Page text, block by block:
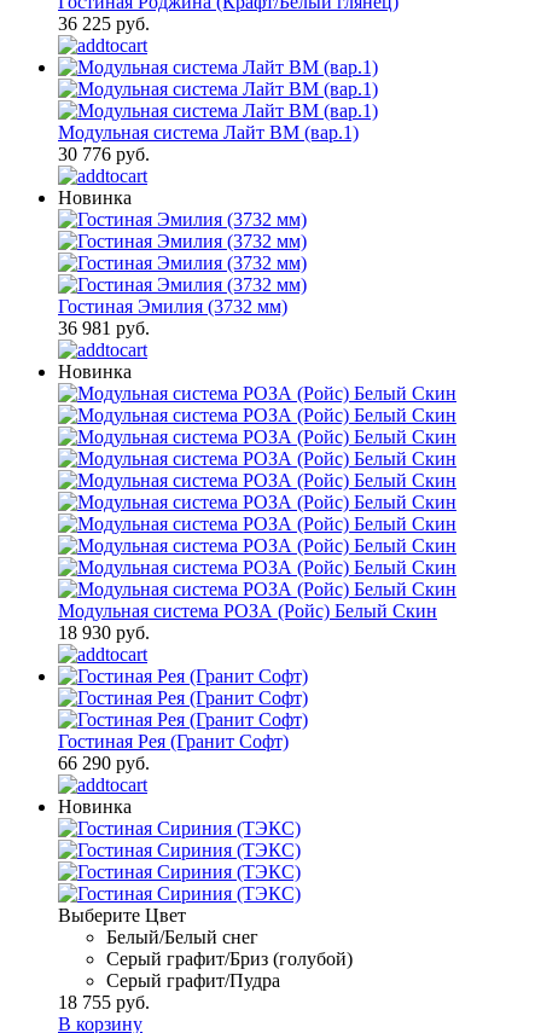
36 225 руб.
Модульная система Лайт ВМ (вар.1)
30 776 руб.
Новинка
Гостиная Эмилия (3732 мм)
36 981 руб.
Новинка
Модульная система РОЗА (Ройс) Белый Скин
18 930 руб.
Гостиная Рея (Гранит Софт)
66 290 руб.
Новинка
Выберите Цвет
Белый/Белый снег
Серый графит/Бриз (голубой)
Серый графит/Пудра
18 755 руб.
В корзину